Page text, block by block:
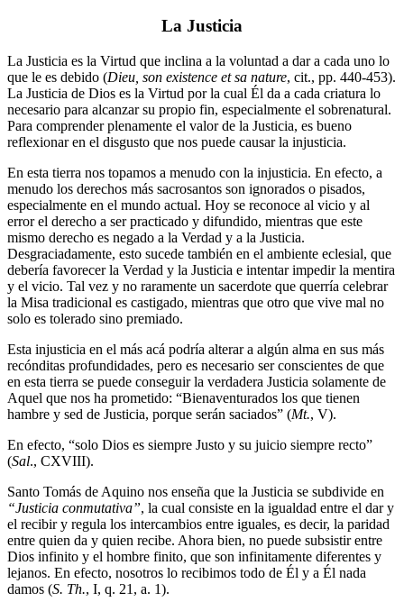
La Justicia
La Justicia es la Virtud que inclina a la voluntad a dar a cada uno lo
que le es debido (Dieu, son existence et sa nature, cit., pp. 440-453).
La Justicia de Dios es la Virtud por la cual Él da a cada criatura lo
necesario para alcanzar su propio fin, especialmente el sobrenatural.
Para comprender plenamente el valor de la Justicia, es bueno
reflexionar en el disgusto que nos puede causar la injusticia.
En esta tierra nos topamos a menudo con la injusticia. En efecto, a
menudo los derechos más sacrosantos son ignorados o pisados,
especialmente en el mundo actual. Hoy se reconoce al vicio y al
error el derecho a ser practicado y difundido, mientras que este
mismo derecho es negado a la Verdad y a la Justicia.
Desgraciadamente, esto sucede también en el ambiente eclesial, que
debería favorecer la Verdad y la Justicia e intentar impedir la mentira
y el vicio. Tal vez y no raramente un sacerdote que querría celebrar
la Misa tradicional es castigado, mientras que otro que vive mal no
solo es tolerado sino premiado.
Esta injusticia en el más acá podría alterar a algún alma en sus más
recónditas profundidades, pero es necesario ser conscientes de que
en esta tierra se puede conseguir la verdadera Justicia solamente de
Aquel que nos ha prometido: “Bienaventurados los que tienen
hambre y sed de Justicia, porque serán saciados” (Mt., V).
En efecto, “solo Dios es siempre Justo y su juicio siempre recto”
(Sal., CXVIII).
Santo Tomás de Aquino nos enseña que la Justicia se subdivide en
“Justicia conmutativa”, la cual consiste en la igualdad entre el dar y
el recibir y regula los intercambios entre iguales, es decir, la paridad
entre quien da y quien recibe. Ahora bien, no puede subsistir entre
Dios infinito y el hombre finito, que son infinitamente diferentes y
lejanos. En efecto, nosotros lo recibimos todo de Él y a Él nada
damos (S. Th., I, q. 21, a. 1).